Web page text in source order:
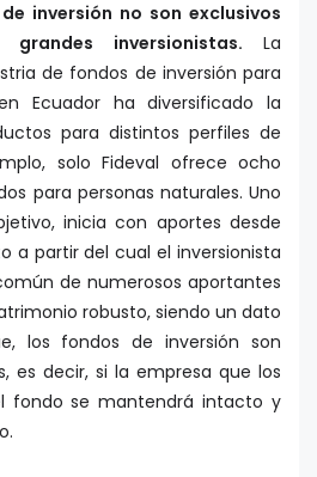
inversión no son exclusivos
inversionistas. La
de fondos de inversión para
Ecuador ha diversificado la
para distintos perfiles de
solo Fideval ofrece ocho
para personas naturales. Uno
inicia con aportes desde
a partir del cual el inversionista
de numerosos aportantes
robusto, siendo un dato
los fondos de inversión son
es decir, si la empresa que los
fondo se mantendrá intacto y